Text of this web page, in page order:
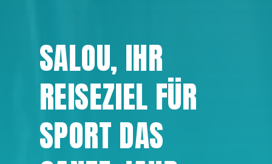
SALOU, IHR
REISEZIEL FÜR
SPORT DAS